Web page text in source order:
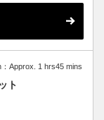
Approx. 1 hrs45 mins
ト